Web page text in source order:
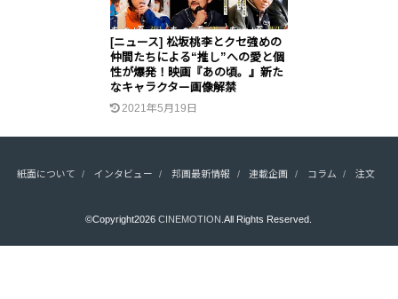
[ニュース] 松坂桃李とクセ強めの
仲間たちによる“推し”への愛と個
性が爆発！映画『あの頃。』新た
なキャラクター画像解禁
2021年5月19日
紙面について インタビュー 邦画最新情報 連載企画 コラム 注文
©Copyright2026CINEMOTION .All Rights Reserved.